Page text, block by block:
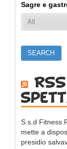
Sagre e
S.s.d Fitness
mette a
presidio